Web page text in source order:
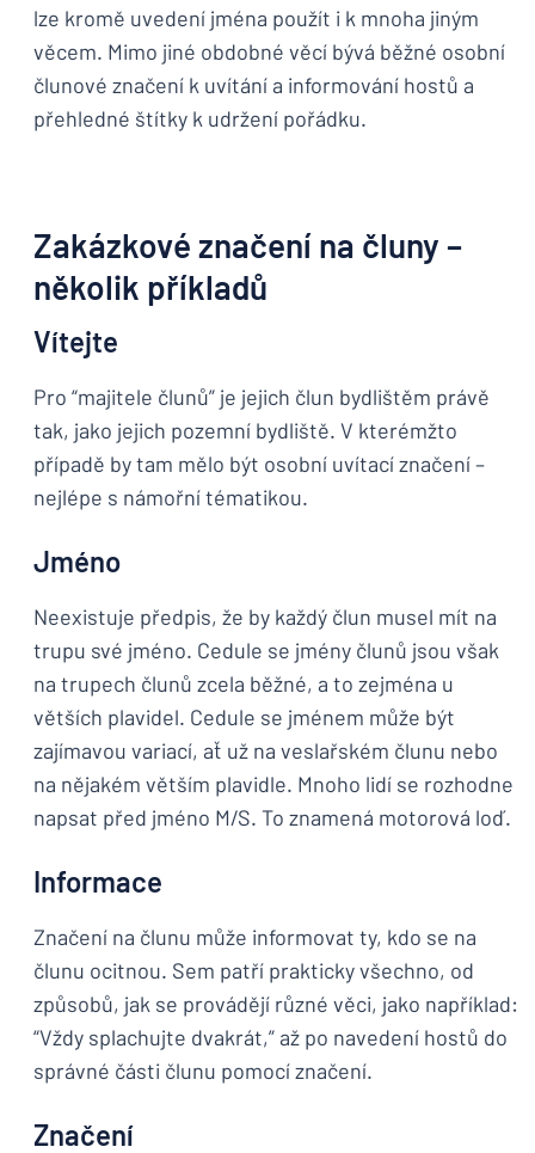
lze kromě uvedení jména použít i k mnoha jiným
věcem. Mimo jiné obdobné věcí bývá běžné osobní
člunové značení k uvítání a informování hostů a
přehledné štítky k udržení pořádku.
Zakázkové značení na čluny –
několik příkladů
Vítejte
Pro “majitele člunů” je jejich člun bydlištěm právě
tak, jako jejich pozemní bydliště. V kterémžto
případě by tam mělo být osobní uvítací značení –
nejlépe s námořní tématikou.
Jméno
Neexistuje předpis, že by každý člun musel mít na
trupu své jméno. Cedule se jmény člunů jsou však
na trupech člunů zcela běžné, a to zejména u
větších plavidel. Cedule se jménem může být
zajímavou variací, ať už na veslařském člunu nebo
na nějakém větším plavidle. Mnoho lidí se rozhodne
napsat před jméno M/S. To znamená motorová loď.
Informace
Značení na člunu může informovat ty, kdo se na
člunu ocitnou. Sem patří prakticky všechno, od
způsobů, jak se provádějí různé věci, jako například:
“Vždy splachujte dvakrát,” až po navedení hostů do
správné části člunu pomocí značení.
Značení